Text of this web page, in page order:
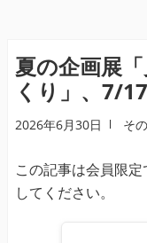
ス
キ
プ
ッ
プ夏の企画展
くり」、7/
2026年6月30日 そ
この記事は会員限
してください。